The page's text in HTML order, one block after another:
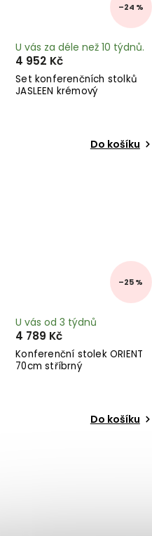
–24 %
Set konferenčních stolků
JASLEEN krémový
U vás za déle než 10 týdnů.
4 952 Kč
Do košíku
–25 %
Konferenční stolek ORIENT
70cm stříbrný
U vás od 3 týdnů
4 789 Kč
Do košíku